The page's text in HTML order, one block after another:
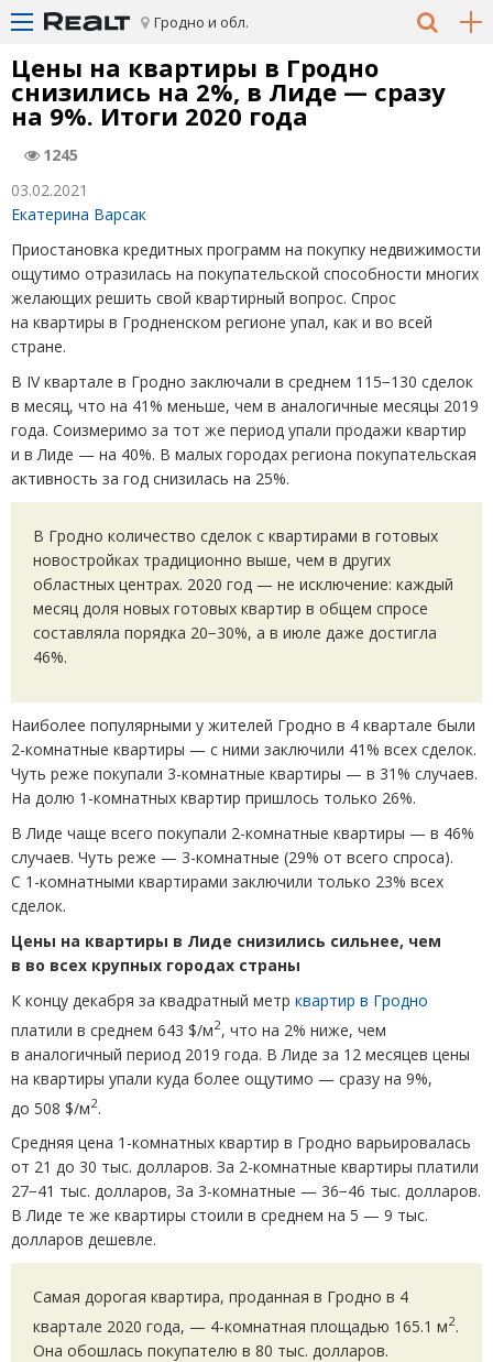
Гродно и обл.
Цены на квартиры в Гродно
снизились на 2%, в Лиде — сразу
на 9%. Итоги 2020 года
1245
03.02.2021
Екатерина Варсак
Приостановка кредитных программ на покупку недвижимости
ощутимо отразилась на покупательской способности многих
желающих решить свой квартирный вопрос. Спрос
на квартиры в Гродненском регионе упал, как и во всей
стране.
В IV квартале в Гродно заключали в среднем 115−130 сделок
в месяц, что на 41% меньше, чем в аналогичные месяцы 2019
года. Соизмеримо за тот же период упали продажи квартир
и в Лиде — на 40%. В малых городах региона покупательская
активность за год снизилась на 25%.
В Гродно количество сделок с квартирами в готовых
новостройках традиционно выше, чем в других
областных центрах. 2020 год — не исключение: каждый
месяц доля новых готовых квартир в общем спросе
составляла порядка 20−30%, а в июле даже достигла
46%.
Наиболее популярными у жителей Гродно в 4 квартале были
2-комнатные квартиры — с ними заключили 41% всех сделок.
Чуть реже покупали 3-комнатные квартиры — в 31% случаев.
На долю 1-комнатных квартир пришлось только 26%.
В Лиде чаще всего покупали 2-комнатные квартиры — в 46%
случаев. Чуть реже — 3-комнатные (29% от всего спроса).
С 1-комнатными квартирами заключили только 23% всех
сделок.
Цены на квартиры в Лиде снизились сильнее, чем
в во всех крупных городах страны
К концу декабря за квадратный метр квартир в Гродно
платили в среднем 643 $/м2, что на 2% ниже, чем
в аналогичный период 2019 года. В Лиде за 12 месяцев цены
на квартиры упали куда более ощутимо — сразу на 9%,
до 508 $/м2.
Средняя цена 1-комнатных квартир в Гродно варьировалась
от 21 до 30 тыс. долларов. За 2-комнатные квартиры платили
27−41 тыс. долларов, За 3-комнатные — 36−46 тыс. долларов.
В Лиде те же квартиры стоили в среднем на 5 — 9 тыс.
долларов дешевле.
Самая дорогая квартира, проданная в Гродно в 4
квартале 2020 года, — 4-комнатная площадью 165.1 м2.
Она обошлась покупателю в 80 тыс. долларов.